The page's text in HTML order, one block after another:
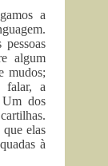
a
algum
mudos;
falar, a
Um dos
elas
à